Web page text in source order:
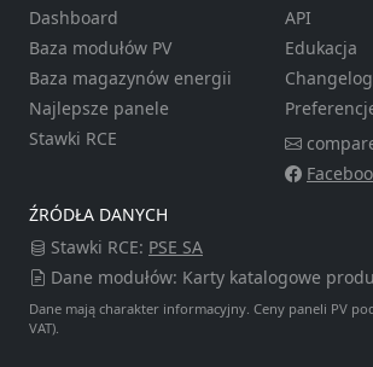
Dashboard
Baza modułów PV
Baza magazynów energii
Najlepsze panele
Stawki RCE
API
Edukacja
Changelog
ŹRÓDŁA DANYCH
Stawki RCE: PSE SA
Dane modułów: Karty katalogowe
Dane mają charakter informacyjny. Ceny paneli PV
VAT).